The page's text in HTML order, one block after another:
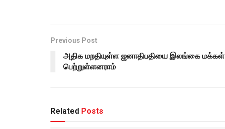
Previous Post
அதிக மறதியுள்ள ஜனாதிபதியை இலங்கை மக்கள்
பெற்றுள்ளனராம்
Related Posts